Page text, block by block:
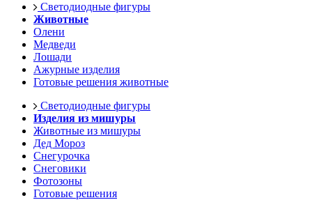
Светодиодные фигуры
Животные
Олени
Медведи
Лошади
Ажурные изделия
Готовые решения животные
Светодиодные фигуры
Изделия из мишуры
Животные из мишуры
Дед Мороз
Снегурочка
Снеговики
Фотозоны
Готовые решения